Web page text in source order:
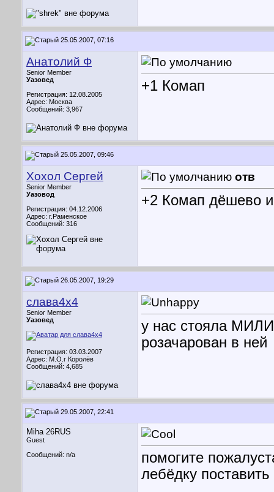
25.05.2007, 07:16
Анатолий Ф
Senior Member
Уазовед
Регистрация: 12.08.2005
Адрес: Москва
Сообщений: 3,967
+1 Комап
25.05.2007, 09:46
Хохол Сергей
Senior Member
Уазовод
Регистрация: 04.12.2006
Адрес: г.Раменское
Сообщений: 316
отв
+2 Комап дёшево
26.05.2007, 19:29
слава4х4
Senior Member
Уазовед
Регистрация: 03.03.2007
Адрес: М.О.г Королёв
Сообщений: 4,685
у нас стояла
розачарован в ней
29.05.2007, 22:41
Miha 26RUS
Guest
Сообщений: n/a
помогите
лебёдку